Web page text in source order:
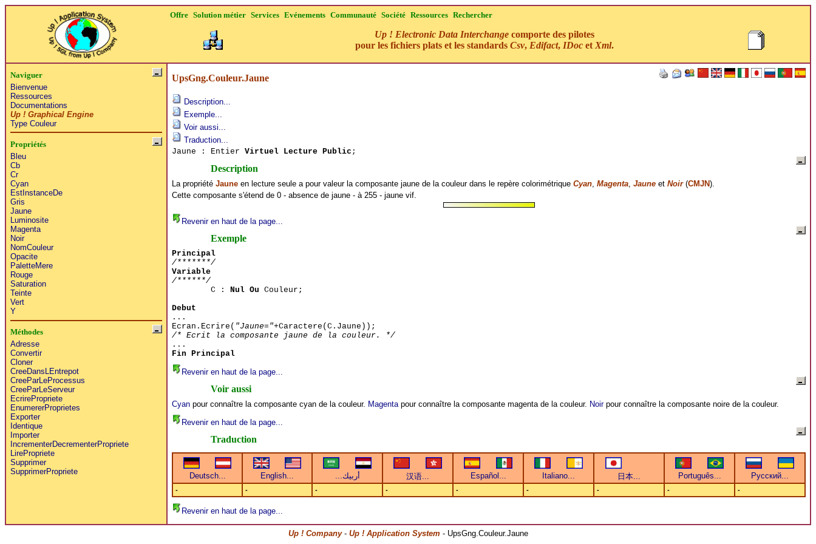
Offre Solution métier Services Evénements Communauté Société Ressources Rechercher
Up ! Electronic Data Interchangecomporte des pilotes
pour les fichiers plats et les standards Csv, Edifact, IDocet Xml.
Naviguer
Bienvenue
Ressources
Documentations
Up ! Graphical Engine
Type Couleur
Propriétés
Bleu
Cb
Cr
Cyan
EstInstanceDe
Gris
Jaune
Luminosite
Magenta
Noir
NomCouleur
Opacite
PaletteMere
Rouge
Saturation
Teinte
Vert
Y
Méthodes
Adresse
Convertir
Cloner
CreeDansLEntrepot
CreeParLeProcessus
CreeParLeServeur
EcrirePropriete
EnumererProprietes
Exporter
Identique
Importer
IncrementerDecrementerPropriete
LirePropriete
Supprimer
SupprimerPropriete
UpsGng.Couleur.Jaune
Description...
Exemple...
Voir aussi...
Traduction...
Jaune : Entier Virtuel Lecture Public ;
Description
La propriété Jauneen lecture seule a pour valeur la composante jaune de la couleur dans le repère colorimétrique Cyan, Magenta, Jauneet Noir(CMJN).
Cette composante s'étend de 0 - absence de jaune - à 255 - jaune vif.
Revenir en haut de la page...
Exemple
Principal
/*******/
Variable
/******/
C : Nul Ou Couleur;
Debut
...
Ecran.Ecrire( "Jaune="+Caractere(C.Jaune));
/* Ecrit la composante jaune de la couleur. */
...
Fin Principal
Revenir en haut de la page...
Voir aussi
Cyanpour connaître la composante cyan de la couleur. Magentapour connaître la composante magenta de la couleur. Noirpour connaître la composante noire de la couleur.
Revenir en haut de la page...
Traduction
- - - - - - - - -
Revenir en haut de la page...
Up ! Company- Up ! Application System - UpsGng.Couleur.Jaune